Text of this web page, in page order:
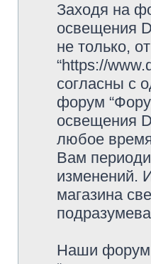
Заходя на
освещения
не только,
“https://
согласны с
форум
освещения
любое
Вам
изменений.
магазина
Наши